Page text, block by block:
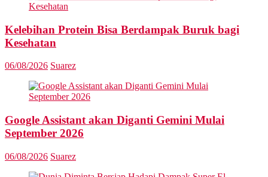
Kelebihan Protein Bisa Berdampak Buruk bagi
Kesehatan
06/08/2026 Suarez
Google Assistant akan Diganti Gemini Mulai
September 2026
06/08/2026 Suarez